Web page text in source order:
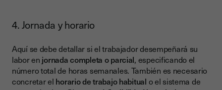
4. Jornada y horario
Aquí se debe detallar si el trabajador desempeñará su
labor en jornada completa o parcial, especificando el
número total de horas semanales. También es necesario
concretar el horario de trabajo habitual o el sistema de